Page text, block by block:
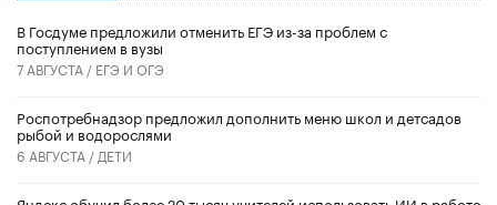
В Госдуме предложили отменить ЕГЭ из-за проблем с
поступлением в вузы
7 АВГУСТА / ЕГЭ И ОГЭ
Роспотребнадзор предложил дополнить меню школ и детсадов
рыбой и водорослями
6 АВГУСТА / ДЕТИ